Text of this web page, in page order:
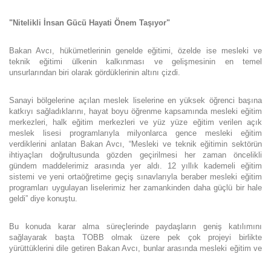
"Nitelikli İnsan Gücü Hayati Önem Taşıyor"
Bakan Avcı, hükümetlerinin genelde eğitimi, özelde ise mesleki ve
teknik eğitimi ülkenin kalkınması ve gelişmesinin en temel
unsurlarından biri olarak gördüklerinin altını çizdi.
Sanayi bölgelerine açılan meslek liselerine en yüksek öğrenci başına
katkıyı sağladıklarını, hayat boyu öğrenme kapsamında mesleki eğitim
merkezleri, halk eğitim merkezleri ve yüz yüze eğitim verilen açık
meslek lisesi programlarıyla milyonlarca gence mesleki eğitim
verdiklerini anlatan Bakan Avcı, “Mesleki ve teknik eğitimin sektörün
ihtiyaçları doğrultusunda gözden geçirilmesi her zaman öncelikli
gündem maddelerimiz arasında yer aldı. 12 yıllık kademeli eğitim
sistemi ve yeni ortaöğretime geçiş sınavlarıyla beraber mesleki eğitim
programları uygulayan liselerimiz her zamankinden daha güçlü bir hale
geldi” diye konuştu.
Bu konuda karar alma süreçlerinde paydaşların geniş katılımını
sağlayarak başta TOBB olmak üzere pek çok projeyi birlikte
yürüttüklerini dile getiren Bakan Avcı, bunlar arasında mesleki eğitim ve